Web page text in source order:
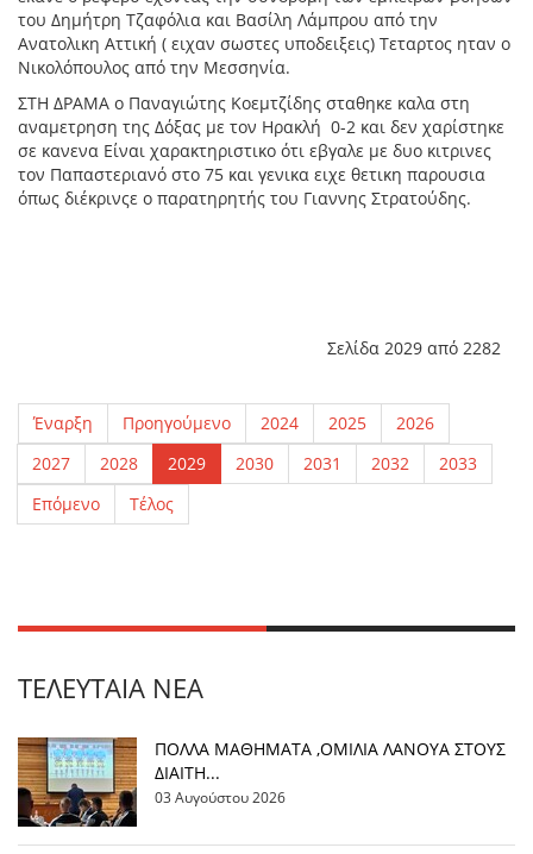
του Δημήτρη Τζαφόλια και Βασίλη Λάμπρου από την
Ανατολικη Αττική ( ειχαν σωστες υποδειξεις) Τεταρτος ηταν ο
Νικολόπουλος από την Μεσσηνία.
ΣΤΗ ΔΡΑΜΑ ο Παναγιώτης Κοεμτζίδης σταθηκε καλα στη
αναμετρηση της Δόξας με τον Ηρακλή 0-2 και δεν χαρίστηκε
σε κανενα Είναι χαρακτηριστικο ότι εβγαλε με δυο κιτρινες
τον Παπαστεριανό στο 75 και γενικα ειχε θετικη παρουσια
όπως διέκρινςε ο παρατηρητής του Γιαννης Στρατούδης.
Σελίδα 2029 από 2282
Έναρξη Προηγούμενο 2024 2025
2026
2027
2028 2029 2030 2031 2032
2033
Επόμενο
Τέλος
ΤΕΛΕΥΤΑΊΑ ΝΈΑ
ΠΟΛΛΑ ΜΑΘΗΜΑΤΑ ,ΟΜΙΛΙΑ ΛΑΝΟΥΑ ΣΤΟΥΣ
ΔΙΑΙΤΗ...
03 Αυγούστου 2026